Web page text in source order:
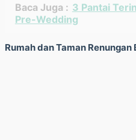
Baca Juga : 3 Pantai
Pre-Wedding
Rumah dan Taman Renungan